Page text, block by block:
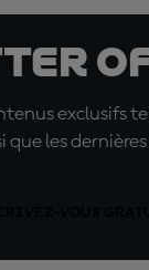
exclusifs
que les